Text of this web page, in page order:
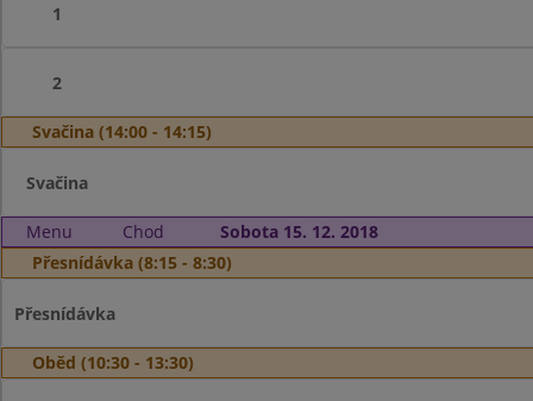
1
2
Svačina (14:00 - 14:15)
Svačina
Menu Chod
Sobota 15. 12. 2018
Přesnídávka (8:15 - 8:30)
Přesnídávka
Oběd (10:30 - 13:30)